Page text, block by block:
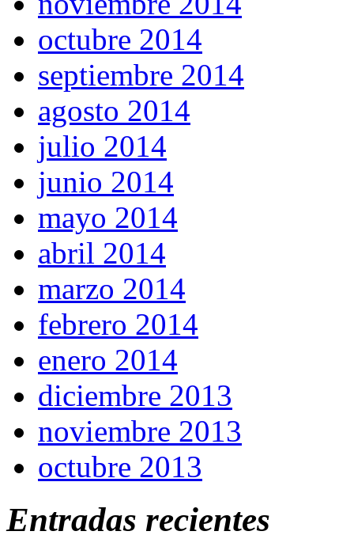
octubre 2014
septiembre 2014
agosto 2014
julio 2014
junio 2014
mayo 2014
abril 2014
marzo 2014
febrero 2014
enero 2014
diciembre 2013
noviembre 2013
octubre 2013
Entradas recientes